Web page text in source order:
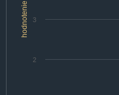
hodnotenie
2
3